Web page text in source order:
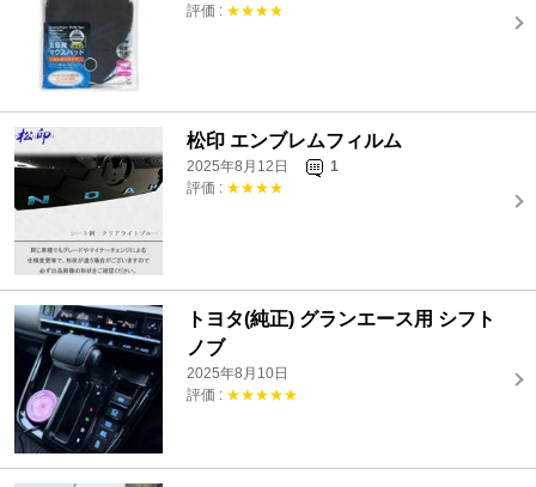
評価 : ★★★★
松印 エンブレムフィルム
2025年8月12日
1
評価 : ★★★★
トヨタ(純正) グランエース用 シフト
ノブ
2025年8月10日
評価 : ★★★★★